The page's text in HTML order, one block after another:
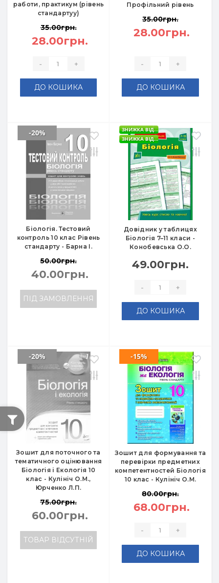
работи, практикум (рівень
стандартуу)
35.00грн.
28.00грн.
- +
ДО КОШИКА
Профільний рівень
35.00грн.
28.00грн.
- +
ДО КОШИКА
Біологія. Тестовий
контроль 10 клас Рівень
стандарту - Барна І.
-20%
50.00грн.
40.00грн.
ПІД ЗАМОВЛЕННЯ
Довідник у таблицях
Біологія 7–11 класи -
Конобевська О.О.
ЗНИЖКА ВІД...
ЗНИЖКА ВІД...
49.00грн.
- +
ДО КОШИКА
Зошит для поточного та
тематичного оцінювання
Біологія і Екологія 10
клас - Кулініч О.М.,
Юрченко Л.П.
-20%
75.00грн.
60.00грн.
ТОВАР ВІДСУТНІЙ
Зошит для формування та
перевірки предметних
компетентностей Біологія
10 клас - Кулініч О.М.
-15%
80.00грн.
68.00грн.
- +
ДО КОШИКА